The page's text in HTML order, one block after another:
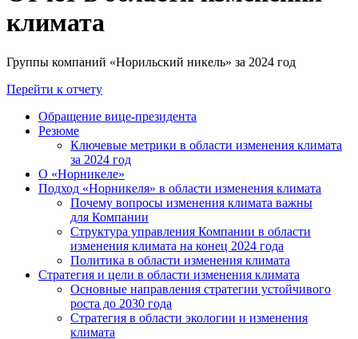
климата
Группы компаний «Норильский никель» за 2024 год
Перейти к отчету
Обращение вице-президента
Резюме
Ключевые метрики в области изменения климата
за 2024 год
О «Норникеле»
Подход «Норникеля» в области изменения климата
Почему вопросы изменения климата важны
для Компании
Структура управления Компании в области
изменения климата на конец 2024 года
Политика в области изменения климата
Стратегия и цели в области изменения климата
Основные направления стратегии устойчивого
роста до 2030 года
Стратегия в области экологии и изменения
климата